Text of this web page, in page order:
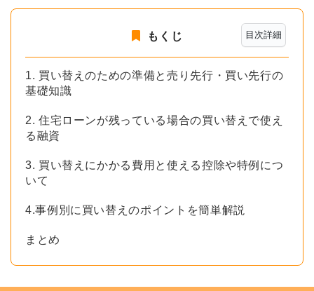
目次詳細
もくじ
1. 買い替えのための準備と売り先行・買い先行の
基礎知識
2. 住宅ローンが残っている場合の買い替えで使え
る融資
3. 買い替えにかかる費用と使える控除や特例につ
いて
4.事例別に買い替えのポイントを簡単解説
まとめ